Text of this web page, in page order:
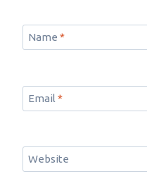
Name *
Email *
Website